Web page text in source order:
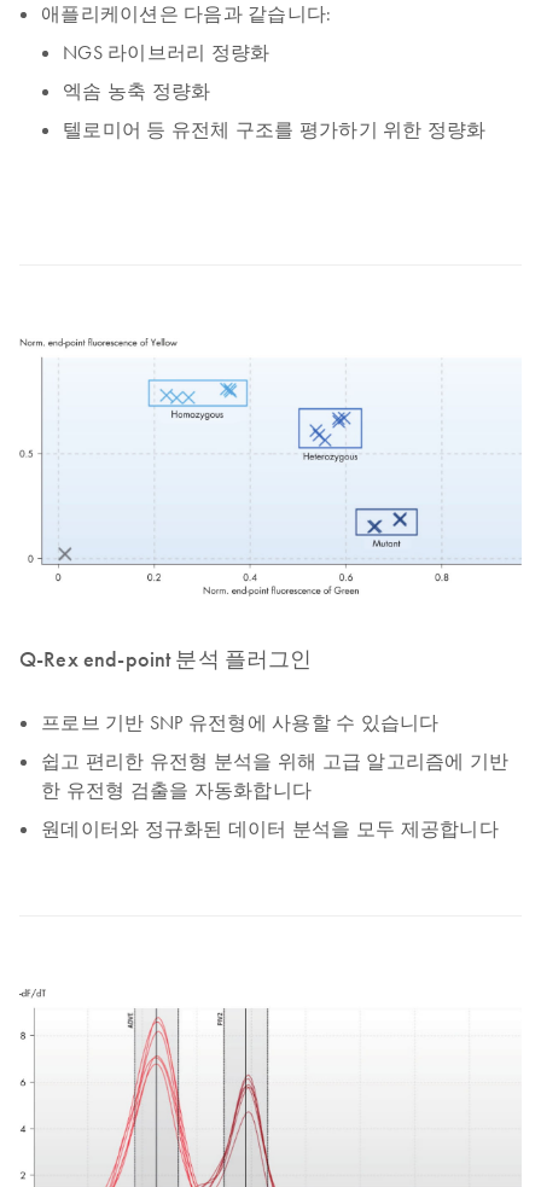
애플리케이션은 다음과 같습니다:
NGS 라이브러리 정량화
엑솜 농축 정량화
텔로미어 등 유전체 구조를 평가하기 위한 정량화
Q-Rex end-point 분석 플러그인
프로브 기반 SNP 유전형에 사용할 수 있습니다
쉽고 편리한 유전형 분석을 위해 고급 알고리즘에 기반
한 유전형 검출을 자동화합니다
원데이터와 정규화된 데이터 분석을 모두 제공합니다